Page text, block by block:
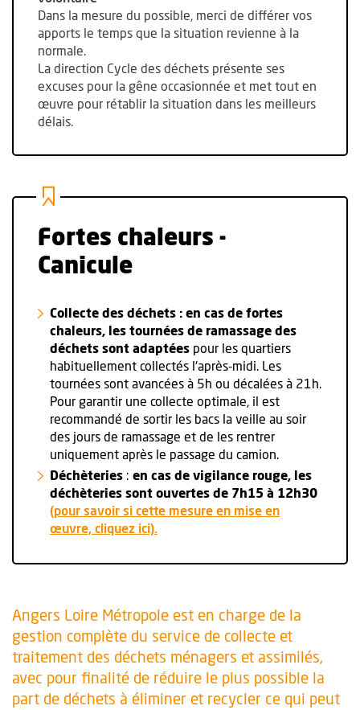
Dans la mesure du possible, merci de différer vos
apports le temps que la situation revienne à la
normale.
La direction Cycle des déchets présente ses
excuses pour la gêne occasionnée et met tout en
œuvre pour rétablir la situation dans les meilleurs
délais.
Fortes chaleurs -
Canicule
Collecte des déchets : en cas de fortes
chaleurs, les tournées de ramassage des
déchets sont adaptées pour les quartiers
habituellement collectés l'après-midi. Les
tournées sont avancées à 5h ou décalées à 21h.
Pour garantir une collecte optimale, il est
recommandé de sortir les bacs la veille au soir
des jours de ramassage et de les rentrer
uniquement après le passage du camion.
Déchèteries : en cas de vigilance rouge, les
déchèteries sont ouvertes de 7h15 à 12h30
(pour savoir si cette mesure en mise en
œuvre, cliquez ici).
Angers Loire Métropole est en charge de la
gestion complète du service de collecte et
traitement des déchets ménagers et assimilés,
avec pour finalité de réduire le plus possible la
part de déchets à éliminer et recycler ce qui peut